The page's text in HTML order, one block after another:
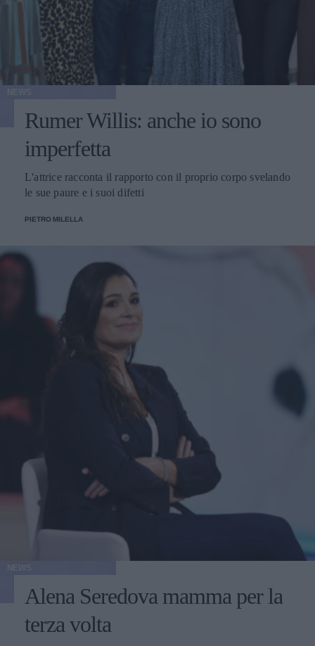
Rumer Willis: anche io sono
imperfetta
L'attrice racconta il rapporto con il proprio corpo svelando
le sue paure e i suoi difetti
PIETRO MILELLA
Alena Seredova mamma per la
terza volta